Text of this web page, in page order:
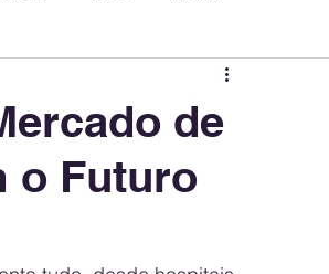
Electric Mobility Ranking
Consumer Choice
de
o Futuro